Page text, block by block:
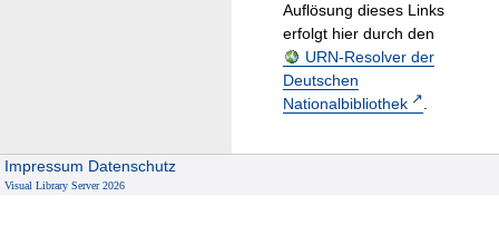
Auflösung dieses Links
erfolgt hier durch den
URN-Resolver der
Deutschen
Nationalbibliothek
.
Impressum Datenschutz
Visual Library Server 2026